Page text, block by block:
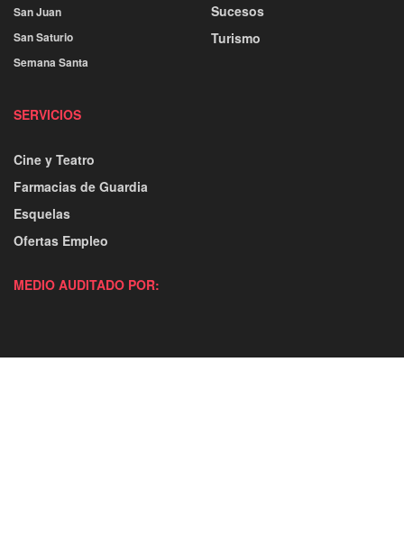
San Juan
San Saturio
Semana Santa
Sucesos
Turismo
SERVICIOS
Cine y Teatro
Farmacias de Guardia
Esquelas
Ofertas Empleo
MEDIO AUDITADO POR: